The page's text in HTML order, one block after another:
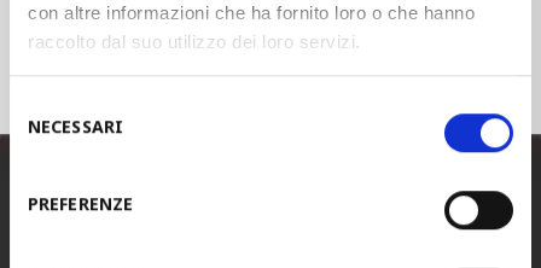
con altre informazioni che ha fornito loro o che hanno
raccolto dal suo utilizzo dei loro servizi.
delNECESSARI
PREFERENZE
Torna alle news
(Headquarters)